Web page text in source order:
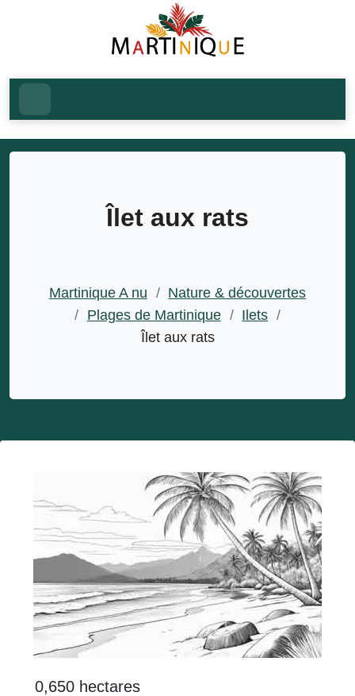
Îlet aux rats
Martinique A nu / Nature & découvertes
/
Plages de Martinique / Ilets /
Îlet aux rats
0,650 hectares